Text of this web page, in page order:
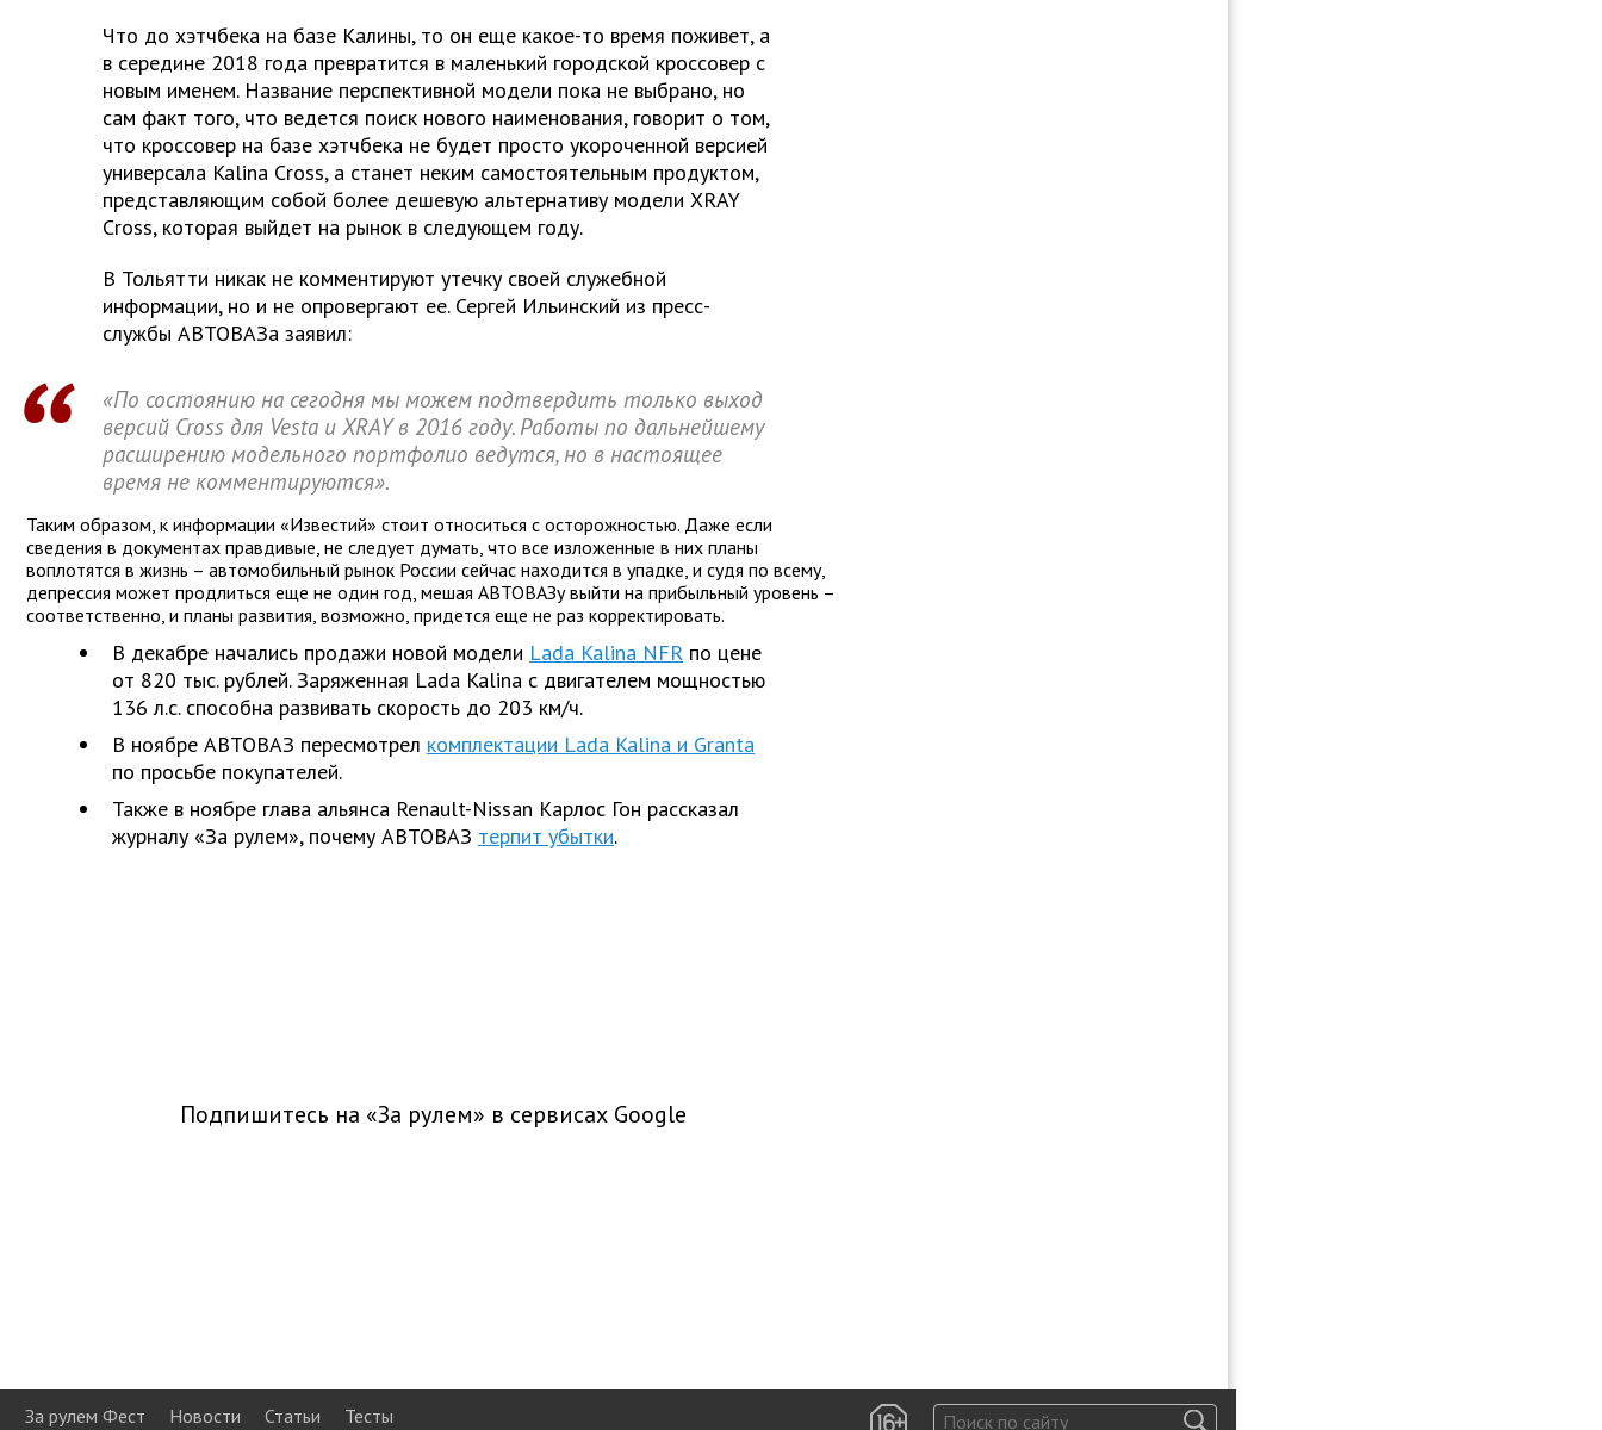
Что до хэтчбека на базе Калины, то он еще какое-то время поживет, а
в середине 2018 года превратится в маленький городской кроссовер с
новым именем. Название перспективной модели пока не выбрано, но
сам факт того, что ведется поиск нового наименования, говорит о том,
что кроссовер на базе хэтчбека не будет просто укороченной версией
универсала Kalina Cross, а станет неким самостоятельным продуктом,
представляющим собой более дешевую альтернативу модели XRAY
Сross, которая выйдет на рынок в следующем году.
В Тольятти никак не комментируют утечку своей служебной
информации, но и не опровергают ее. Сергей Ильинский из пресс-
службы АВТОВАЗа заявил:
«По состоянию на сегодня мы можем подтвердить только выход
версий Cross для Vesta и XRAY в 2016 году. Работы по дальнейшему
расширению модельного портфолио ведутся, но в настоящее
время не комментируются».
Таким образом, к информации «Известий» стоит относиться с осторожностью. Даже если
сведения в документах правдивые, не следует думать, что все изложенные в них планы
воплотятся в жизнь – автомобильный рынок России сейчас находится в упадке, и судя по всему,
депрессия может продлиться еще не один год, мешая АВТОВАЗу выйти на прибыльный уровень –
соответственно, и планы развития, возможно, придется еще не раз корректировать.
В декабре начались продажи новой модели Lada Kalina NFR по цене
от 820 тыс. рублей. Заряженная Lada Kalina с двигателем мощностью
136 л.с. способна развивать скорость до 203 км/ч.
В ноябре АВТОВАЗ пересмотрел комплектации Lada Kalina и Granta
по просьбе покупателей.
Также в ноябре глава альянса Renault-Nissan Карлос Гон рассказал
журналу «За рулем», почему АВТОВАЗ терпит убытки.
Подпишитесь на «За рулем» в сервисах Google
За рулем Фест Новости Статьи Тесты